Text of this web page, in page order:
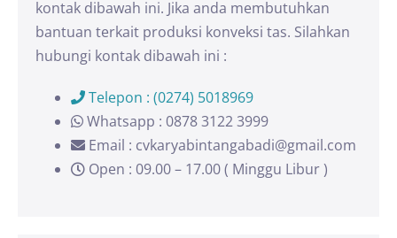
kontak dibawah ini. Jika anda membutuhkan
bantuan terkait produksi konveksi tas. Silahkan
hubungi kontak dibawah ini :
Telepon : (0274) 5018969
Whatsapp : 0878 3122 3999
Email : cvkaryabintangabadi@gmail.com
Open : 09.00 – 17.00 ( Minggu Libur )